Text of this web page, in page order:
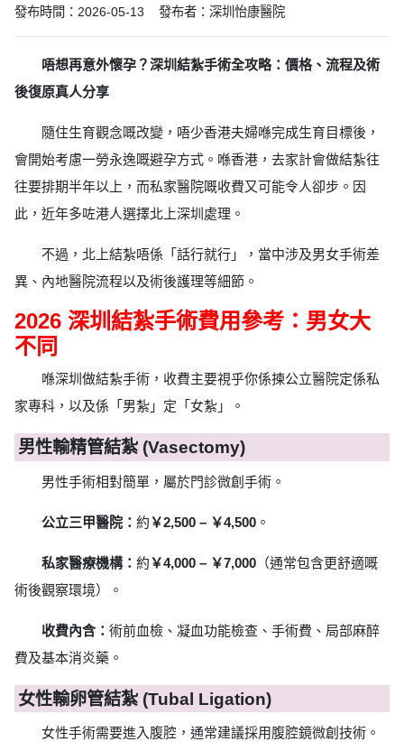
發布時間：2026-05-13 發布者：深圳怡康醫院
唔想再意外懷孕？深圳結紮手術全攻略：價格、流程及術
後復原真人分享
隨住生育觀念嘅改變，唔少香港夫婦喺完成生育目標後，
會開始考慮一勞永逸嘅避孕方式。喺香港，去家計會做結紮往
往要排期半年以上，而私家醫院嘅收費又可能令人卻步。因
此，近年多咗港人選擇北上深圳處理。
不過，北上結紮唔係「話行就行」，當中涉及男女手術差
異、內地醫院流程以及術後護理等細節。
2026 深圳結紮手術費用參考：男女大
不同
喺深圳做結紮手術，收費主要視乎你係揀公立醫院定係私
家專科，以及係「男紮」定「女紮」。
男性輸精管結紮 (Vasectomy)
男性手術相對簡單，屬於門診微創手術。
公立三甲醫院： 約￥2,500 – ￥4,500 。
私家醫療機構： 約￥4,000 – ￥7,000 （通常包含更舒適嘅
術後觀察環境）。
收費內含： 術前血檢、凝血功能檢查、手術費、局部麻醉
費及基本消炎藥。
女性輸卵管結紮 (Tubal Ligation)
女性手術需要進入腹腔，通常建議採用腹腔鏡微創技術。